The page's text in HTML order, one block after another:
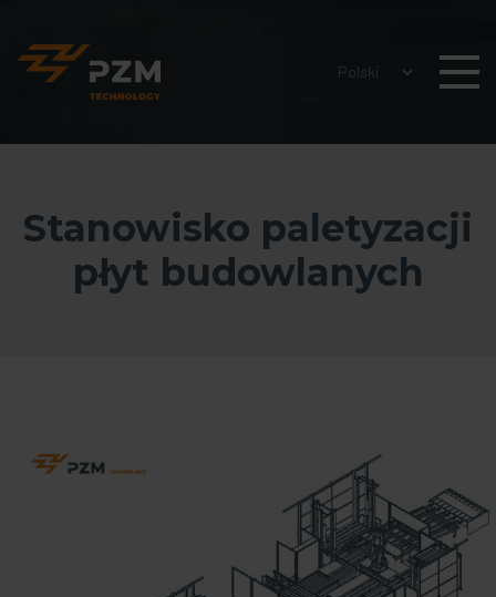
Stanowisko paletyzacji
płyt budowlanych